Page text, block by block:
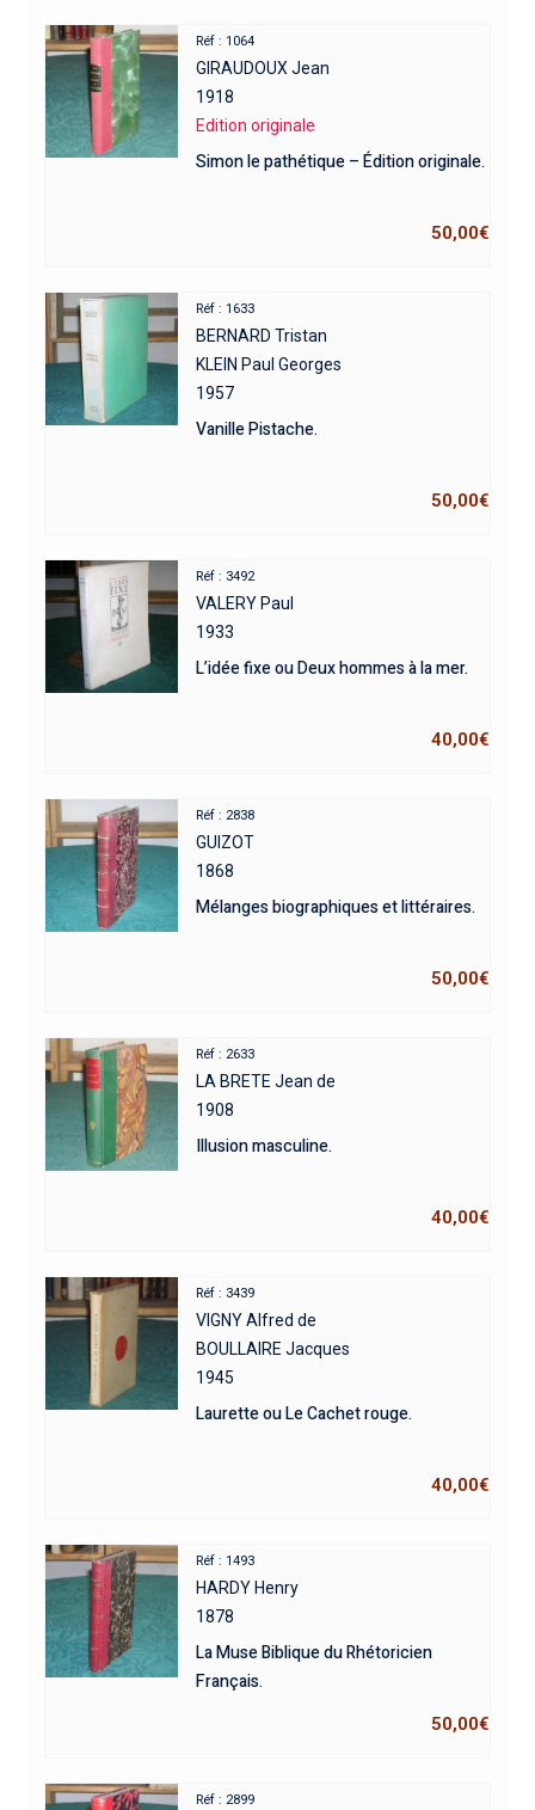
Réf : 1064
GIRAUDOUX Jean
1918
Edition originale
Simon le pathétique – Édition originale.
50,00€
Réf : 1633
BERNARD Tristan
KLEIN Paul Georges
1957
Vanille Pistache.
50,00€
Réf : 3492
VALERY Paul
1933
L’idée fixe ou Deux hommes à la mer.
40,00€
Réf : 2838
GUIZOT
1868
Mélanges biographiques et littéraires.
50,00€
Réf : 2633
LA BRETE Jean de
1908
Illusion masculine.
40,00€
Réf : 3439
VIGNY Alfred de
BOULLAIRE Jacques
1945
Laurette ou Le Cachet rouge.
40,00€
Réf : 1493
HARDY Henry
1878
La Muse Biblique du Rhétoricien
Français.
50,00€
Réf : 2899